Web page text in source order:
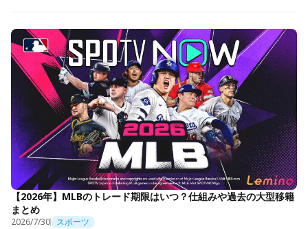
【2026年】MLBのトレード期限はいつ？仕組みや過去の大型移籍
まとめ
2026/7/30 スポーツ